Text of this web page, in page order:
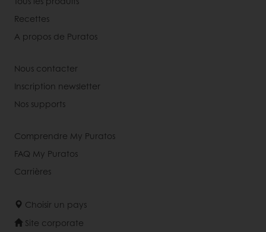
Recettes
A propos de Puratos
Nous contacter
Inscription newsletter
Nos supports
Comprendre My Puratos
FAQ My Puratos
Carrières
Choisir un pays
Site corporate